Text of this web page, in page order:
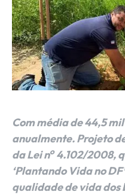
Com média de 44,5
anualmente. Projeto
da Lei no4.102/2008,
‘Plantando Vida no
qualidade de vida dos